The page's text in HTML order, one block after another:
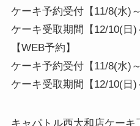
ケーキ予約受付【11/8(水)
ケーキ受取期間【12/10(日)
【WEB予約】
ケーキ予約受付【11/8(水)
ケーキ受取期間【12/10(日)
キャパトル西大和店ケー